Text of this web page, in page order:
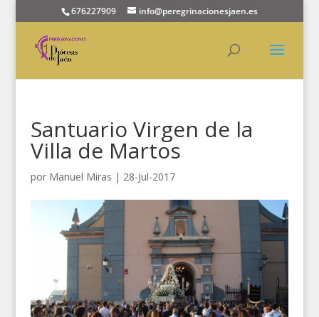
676227909 info@peregrinacionesjaen.es
Santuario Virgen de la
Villa de Martos
por Manuel Miras | 28-Jul-2017